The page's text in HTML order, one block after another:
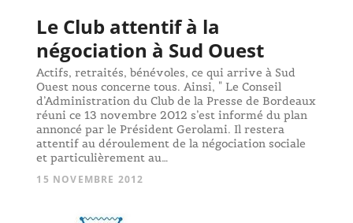
Le Club attentif à la
négociation à Sud Ouest
Actifs, retraités, bénévoles, ce qui arrive à Sud
Ouest nous concerne tous. Ainsi, " Le Conseil
d’Administration du Club de la Presse de Bordeaux
réuni ce 13 novembre 2012 s’est informé du plan
annoncé par le Président Gerolami. Il restera
attentif au déroulement de la négociation sociale
et particulièrement au…
15 NOVEMBRE 2012